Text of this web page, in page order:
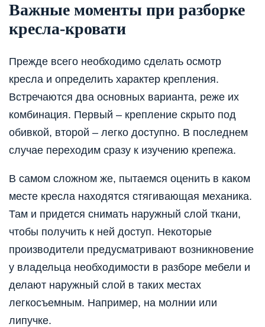
Важные моменты при разборке
кресла-кровати
Прежде всего необходимо сделать осмотр
кресла и определить характер крепления.
Встречаются два основных варианта, реже их
комбинация. Первый – крепление скрыто под
обивкой, второй – легко доступно. В последнем
случае переходим сразу к изучению крепежа.
В самом сложном же, пытаемся оценить в каком
месте кресла находятся стягивающая механика.
Там и придется снимать наружный слой ткани,
чтобы получить к ней доступ. Некоторые
производители предусматривают возникновение
у владельца необходимости в разборе мебели и
делают наружный слой в таких местах
легкосъемным. Например, на молнии или
липучке.